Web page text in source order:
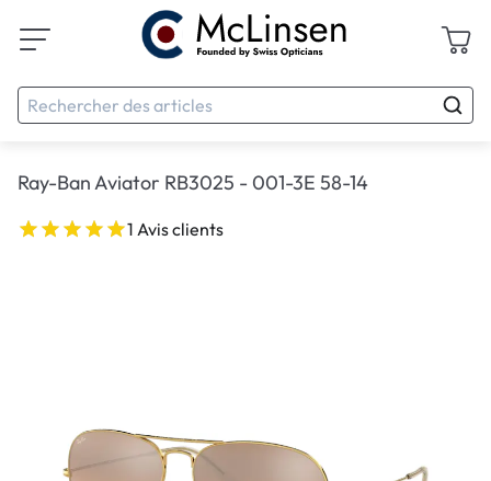
Ray-Ban Aviator RB3025 - 001-3E 58-14
1 Avis clients